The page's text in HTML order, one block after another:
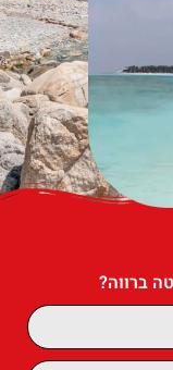
ברווה?